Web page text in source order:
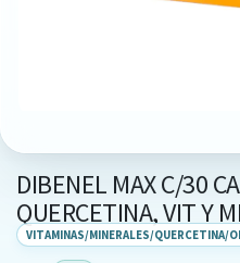
DIBENEL MAX C/30
QUERCETINA, VIT Y
VITAMINAS/MINERALES/QUERCETINA/